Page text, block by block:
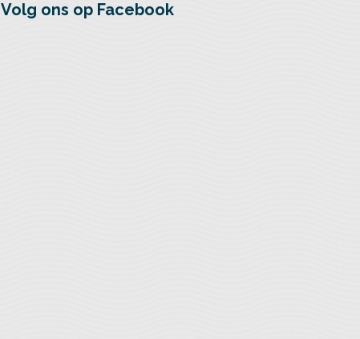
Volg ons op Facebook